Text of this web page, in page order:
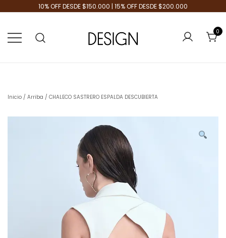
10% OFF DESDE $150.000 | 15% OFF DESDE $200.000
0
Inicio / Arriba / CHALECO SASTRERO ESPALDA DESCUBIERTA